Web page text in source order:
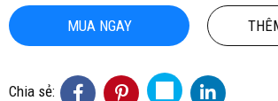
MUA NGAY
Chia sẻ: